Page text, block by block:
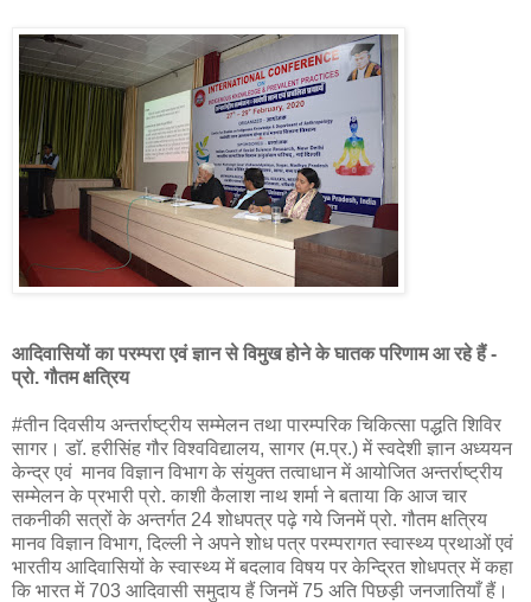
आदिवासियों का परम्परा एवं ज्ञान से विमुख होने के घातक परिणाम आ रहे हैं -
प्रो. गौतम क्षत्रिय
#तीन दिवसीय अन्तर्राष्ट्रीय सम्मेलन तथा पारम्परिक चिकित्सा पद्धति शिविर
सागर। डाॅ. हरीसिंह गौर विश्वविद्यालय, सागर (म.प्र.) में स्वदेशी ज्ञान अध्ययन
केन्द्र एवं मानव विज्ञान विभाग के संयुक्त तत्वाधान में आयोजित अन्तर्राष्ट्रीय
सम्मेलन के प्रभारी प्रो. काशी कैलाश नाथ शर्मा ने बताया कि आज चार
तकनीकी सत्रों के अन्तर्गत 24 शोधपत्र पढ़े गये जिनमें प्रो. गौतम क्षत्रिय
मानव विज्ञान विभाग, दिल्ली ने अपने शोध पत्र परम्परागत स्वास्थ्य प्रथाओं एवं
भारतीय आदिवासियों के स्वास्थ्य में बदलाव विषय पर केन्द्रित शोधपत्र में कहा
कि भारत में 703 आदिवासी समुदाय हैं जिनमें 75 अति पिछड़ी जनजातियाँ हैं।